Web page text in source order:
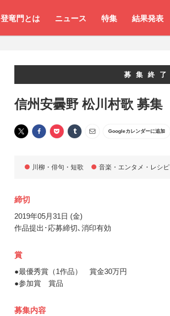
登竜門とは ニュース 特集 結果発表
募集終了
信州安曇野 松川村歌 募集
Googleカレンダーに追加
川柳・俳句・短歌 音楽・エンタメ・レシピ
締切
2019年05月31日 (金)
作品提出･応募締切､消印有効
賞
●最優秀賞（1作品） 賞金30万円
●参加賞 賞品
募集内容